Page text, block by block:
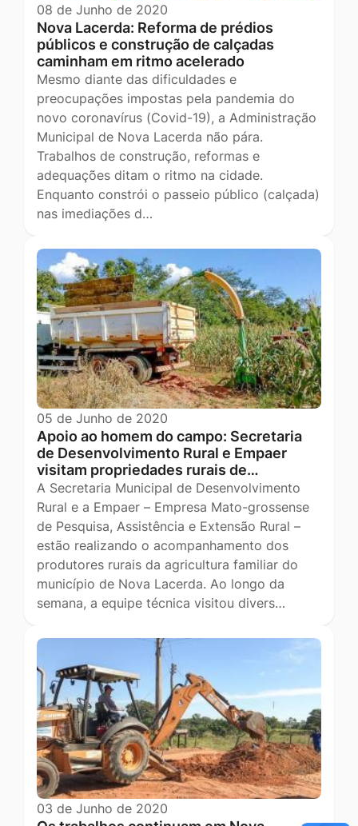
08 de Junho de 2020
Nova Lacerda: Reforma de prédios
públicos e construção de calçadas
caminham em ritmo acelerado
Mesmo diante das dificuldades e
preocupações impostas pela pandemia do
novo coronavírus (Covid-19), a Administração
Municipal de Nova Lacerda não pára.
Trabalhos de construção, reformas e
adequações ditam o ritmo na cidade.
Enquanto constrói o passeio público (calçada)
nas imediações d…
05 de Junho de 2020
Apoio ao homem do campo: Secretaria
de Desenvolvimento Rural e Empaer
visitam propriedades rurais de…
A Secretaria Municipal de Desenvolvimento
Rural e a Empaer – Empresa Mato-grossense
de Pesquisa, Assistência e Extensão Rural –
estão realizando o acompanhamento dos
produtores rurais da agricultura familiar do
município de Nova Lacerda. Ao longo da
semana, a equipe técnica visitou divers…
03 de Junho de 2020